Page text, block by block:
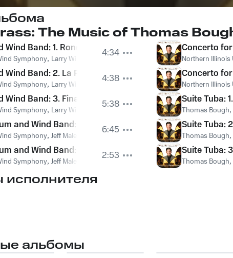
The Music of Thomas
Band: 1. Rondo
Symphony, Larry Williams
4:34
Band: 2. La Paloma
Symphony, Larry Williams
4:38
Band: 3. Finale
Symphony, Larry Williams
5:38
and Wind Band: 1. Allegro
Symphony, Jeff Malecki
6:45
and Wind Band: 2 Lullaby
Symphony, Jeff Malecki 2:53
Concerto for
Northern
Concerto for
Northern Illinois
Suite Tuba:
Thomas Bough,
Suite Tuba:
Thomas Bough,
Suite Tuba:
Thomas Bough,
альбомы